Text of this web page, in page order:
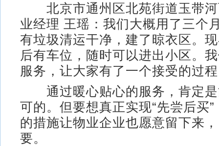
北京市通州区北苑街道玉带河
业经理 王瑶：我们大概用了三个
有垃圾清运干净，建了晾衣区。
后有车位，随时可以进出小区。
服务，让大家有了一个接受的过
通过暖心贴心的服务，肯定是
可的。但要想真正实现“先尝后买
的措施让物业企业也愿意留下来
要。